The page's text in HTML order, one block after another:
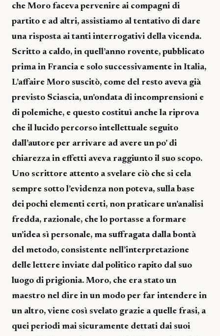
che Moro faceva pervenire ai compagni di
partito e ad altri, assistiamo al tentativo di dare
una risposta ai tanti interrogativi della vicenda.
Scritto a caldo, in quell’anno rovente, pubblicato
prima in Francia e solo successivamente in Italia,
L’affaire Moro suscitò, come del resto aveva già
previsto Sciascia, un’ondata di incomprensioni e
di polemiche, e questo costituì anche la riprova
che il lucido percorso intellettuale seguito
dall’autore per arrivare ad avere un po’ di
chiarezza in effetti aveva raggiunto il suo scopo.
Uno scrittore attento a svelare ciò che si cela
sempre sotto l’evidenza non poteva, sulla base
dei pochi elementi certi, non praticare un’analisi
fredda, razionale, che lo portasse a formare
un’idea sì personale, ma suffragata dalla bontà
del metodo, consistente nell’interpretazione
delle lettere inviate dal politico rapito dal suo
luogo di prigionia. Moro, che era stato un
maestro nel dire in un modo per far intendere in
un altro, viene così svelato grazie a quelle frasi, a
quei periodi mai sicuramente dettati dai suoi